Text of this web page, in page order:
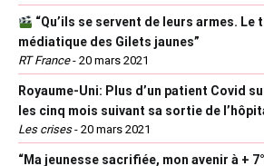
“Qu’ils se servent de leurs armes. Le
médiatique des Gilets jaunes”
RT France- 20 mars 2021
Royaume-Uni: Plus d’un patient Covid
les cinq mois suivant sa sortie de
Les crises- 20 mars 2021
“Ma jeunesse sacrifiée, mon avenir à +